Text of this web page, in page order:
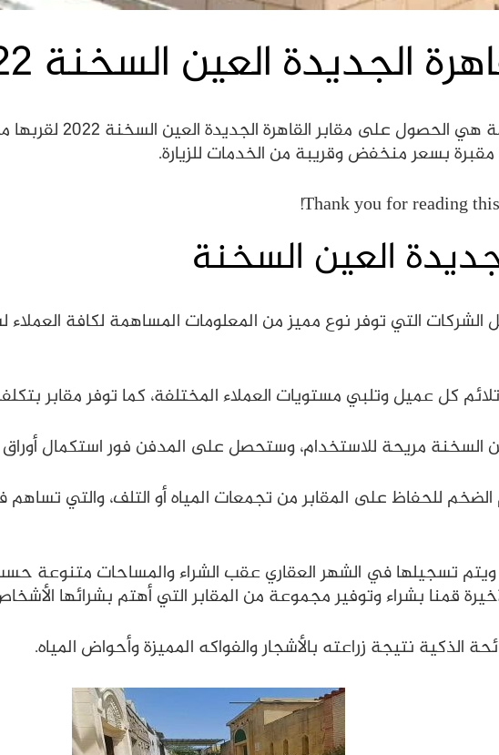
الجديدة العين السخنة 2022
إذا كانت رغبتك في
بسعر منخفض وقريبة من الخدمات للزيارة.
Thank you for reading
العين السخنة
التي توفر نوع مميز من المعلومات المساهمة لكافة
كل عميل وتلبي مستويات العملاء المختلفة، كما توفر مقابر
السخنة مريحة للاستخدام، وستحصل على المدفن فور استكمال
للحفاظ على المقابر من تجمعات المياه أو التلف، والتي
ويتم تسجيلها في الشهر العقاري عقب الشراء والمساحات متنوعة
قمنا بشراء وتوفير مجموعة من المقابر التي أهتم بشرائها
الذكية نتيجة زراعته بالأشجار والفواكه المميزة وأحواض المياه.